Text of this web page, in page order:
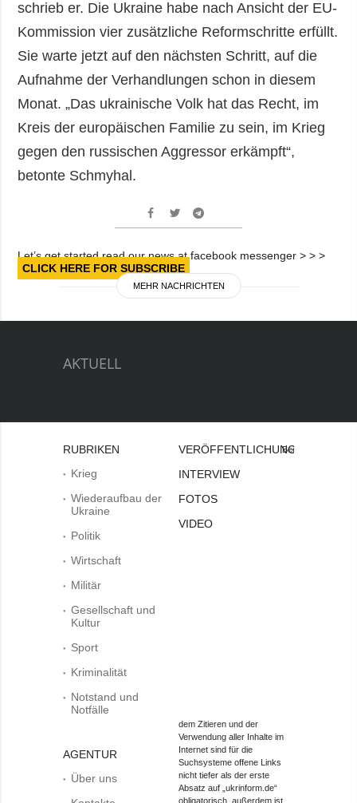
schrieb er. Die Ukraine habe nach Ansicht der EU-
Kommission vier zusätzliche Reformschritte erfüllt.
Sie warte jetzt auf den nächsten Schritt, auf die
Aufnahme der Verhandlungen schon in diesem
Monat. „Das ukrainische Volk hat das Recht, im
Kreis der europäischen Familie zu sein, im Krieg
gegen den russischen Aggressor erkämpft“,
betonte Schmyhal.
Let’s get started read our news at facebook messenger > > >
CLICK HERE FOR SUBSCRIBE
MEHR NACHRICHTEN
AKTUELL
RUBRIKEN
Krieg
Wiederaufbau der
Ukraine
Politik
Wirtschaft
Militär
Gesellschaft und
Kultur
Sport
Kriminalität
Notstand und
Notfälle
AGENTUR
Über uns
VERÖFFENTLICHUNGEN
INTERVIEW
FOTOS
VIDEO
Bei
dem Zitieren und der
Verwendung aller Inhalte im
Internet sind für die
Suchsysteme offene Links
nicht tiefer als der erste
Absatz auf „ukrinform.de“
obligatorisch, außerdem ist